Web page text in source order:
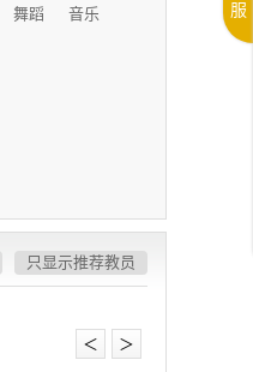
舞蹈
音乐
只显示推荐教员
＞
＜
服